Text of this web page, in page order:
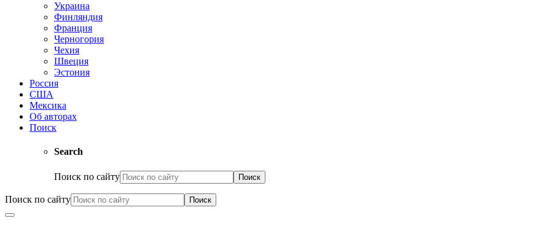
Украина
Финляндия
Франция
Черногория
Чехия
Швеция
Эстония
Россия
США
Мексика
Об авторах
Поиск
Search
Поиск по сайту
Поиск по сайту